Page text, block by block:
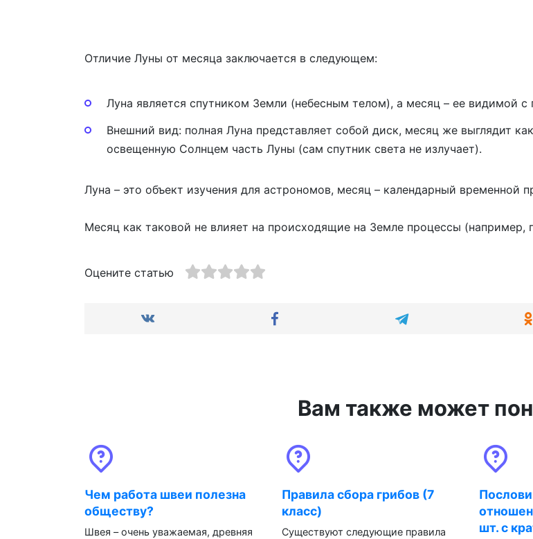
Отличие Луны от месяца заключается в следующем:
Луна является спутником Земли (небесным телом), а месяц – ее видимой с
Внешний вид: полная Луна представляет собой диск, месяц же выглядит
освещенную Солнцем часть Луны (сам спутник света не излучает).
Луна – это объект изучения для астрономов, месяц – календарный временной
Месяц как таковой не влияет на происходящие на Земле процессы (например,
Оцените статью
Вам также может
Чем работа швеи полезна
обществу?
Швея – очень уважаемая, древняя
Правила сбора грибов (7
класс)
Существуют следующие правила
шт. с